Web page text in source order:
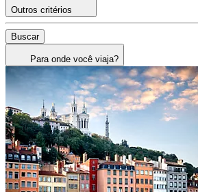
Outros critérios
Buscar
Para onde você viaja?